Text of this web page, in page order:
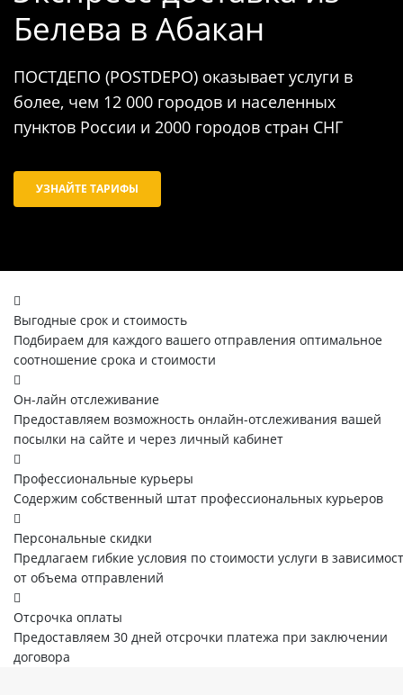
Белева в Абакан
ПОСТДЕПО (POSTDEPO) оказывает услуги в
более, чем 12 000 городов и населенных
пунктов России и 2000 городов стран СНГ
УЗНАЙТЕ ТАРИФЫ
Выгодные срок и стоимость
Подбираем для каждого вашего отправления оптимальное
соотношение срока и стоимости
Он-лайн отслеживание
Предоставляем возможность онлайн-отслеживания вашей
посылки на сайте и через личный кабинет
Профессиональные курьеры
Содержим собственный штат профессиональных курьеров
Персональные скидки
Предлагаем гибкие условия по стоимости услуги в
от объема отправлений
Отсрочка оплаты
Предоставляем 30 дней отсрочки платежа при заключении
договора